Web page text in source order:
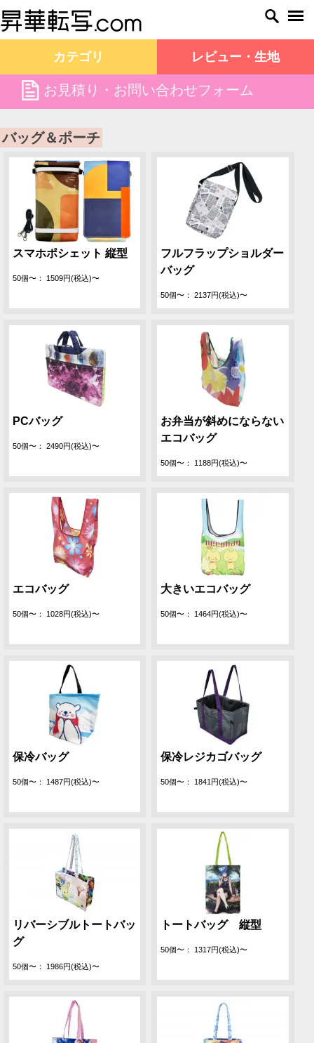
カテゴリ レビュー・生地
file お見積り・お問い合わせフォーム
昇華転写.com TOP バッグ＆ポーチ
バッグ＆ポーチ
スマホポシェット 縦型
50個〜： 1509円(税込)〜
フルフラップショルダー
バッグ
50個〜： 2137円(税込)〜
PCバッグ
50個〜： 2490円(税込)〜
お弁当が斜めにならない
エコバッグ
50個〜： 1188円(税込)〜
エコバッグ
50個〜： 1028円(税込)〜
大きいエコバッグ
50個〜： 1464円(税込)〜
保冷バッグ
50個〜： 1487円(税込)〜
保冷レジカゴバッグ
50個〜： 1841円(税込)〜
リバーシブルトートバッ
グ
50個〜： 1986円(税込)〜
トートバッグ 縦型
50個〜： 1317円(税込)〜